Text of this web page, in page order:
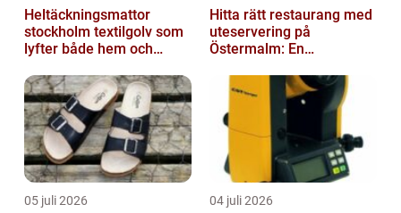
Heltäckningsmattor
stockholm textilgolv som
lyfter både hem och
Hitta rätt restaurang med
uteservering på
Östermalm: En
i solen
05 juli 2026 04 juli 2026